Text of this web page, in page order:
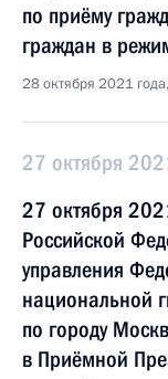
по приёму
граждан в
28 октября 2021
27 октября
27 октября
Российской
управления
национальной
по городу
в Приёмной